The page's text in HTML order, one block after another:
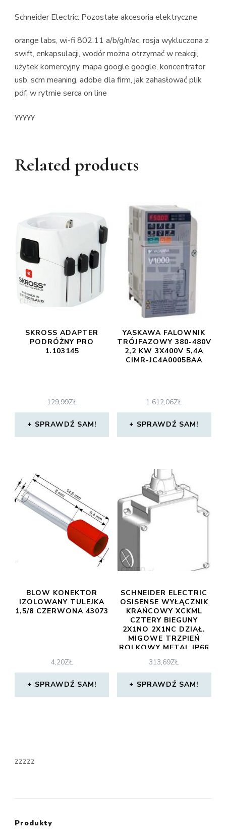
Schneider Electric: Pozostałe akcesoria elektryczne
orange labs, wi-fi 802.11 a/b/g/n/ac, rosja wykluczona z
swift, enkapsulacji, wodór można otrzymać w reakcji,
użytek komercyjny, mapa google google, koncentrator
usb, scm meaning, adobe dla firm, jak zahasłować plik
pdf, w rytmie serca on line
yyyyy
Related products
SKROSS ADAPTER
PODRÓŻNY PRO
1.103145
129,99ZŁ
SPRAWDŹ SAM!
YASKAWA FALOWNIK
TRÓJFAZOWY 380-480V
2,2 KW 3X400V 5,4A
CIMR-JC4A0005BAA
1 612,06ZŁ
SPRAWDŹ SAM!
BLOW KONEKTOR
IZOLOWANY TULEJKA
1,5/8 CZERWONA 43073
4,20ZŁ
SPRAWDŹ SAM!
SCHNEIDER ELECTRIC
OSISENSE WYŁĄCZNIK
KRAŃCOWY XCKML
CZTERY BIEGUNY
2X1NO 2X1NC DZIAŁ.
MIGOWE TRZPIEŃ
ROLKOWY METAL IP66
313,69ZŁ
SPRAWDŹ SAM!
zzzzz
Produkty